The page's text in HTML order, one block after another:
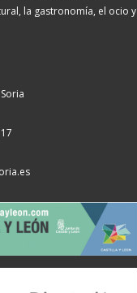
la gastronomía, el ocio y